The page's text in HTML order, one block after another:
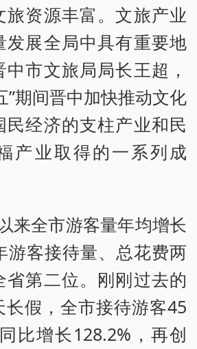
旅资源丰富。文旅产业
发展全局中具有重要地
市文旅局局长王超，
”期间晋中加快推动文化
民经济的支柱产业和民
产业取得的一系列成
来全市游客量年均增长
游客接待量、总花费两
省第二位。刚刚过去的
长假，全市接待游客45
比增长128.2%，再创